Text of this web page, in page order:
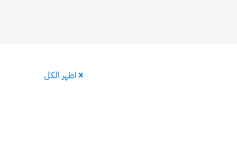
اظهر الكل